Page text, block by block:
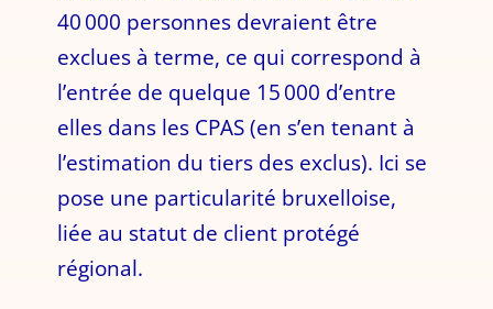
40 000 personnes devraient être
exclues à terme, ce qui correspond à
l’entrée de quelque 15 000 d’entre
elles dans les CPAS (en s’en tenant à
l’estimation du tiers des exclus). Ici se
pose une particularité bruxelloise,
liée au statut de client protégé
régional.